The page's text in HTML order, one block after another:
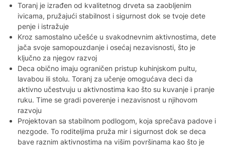
Toranj je izrađen od kvalitetnog drveta sa zaobljenim
ivicama, pružajući stabilnost i sigurnost dok se tvoje dete
penje i istražuje
Kroz samostalno učešće u svakodnevnim aktivnostima, dete
jača svoje samopouzdanje i osećaj nezavisnosti, što je
ključno za njegov razvoj
Deca obično imaju ograničen pristup kuhinjskom pultu,
lavabou ili stolu. Toranj za učenje omogućava deci da
aktivno učestvuju u aktivnostima kao što su kuvanje i pranje
ruku. Time se gradi poverenje i nezavisnost u njihovom
razvoju
Projektovan sa stabilnom podlogom, koja sprečava padove i
nezgode. To roditeljima pruža mir i sigurnost dok se deca
bave raznim aktivnostima na višim površinama kao što je